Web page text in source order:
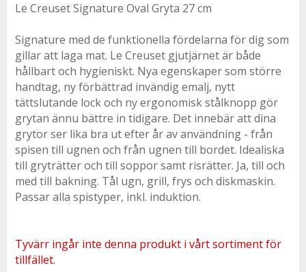
Le Creuset Signature Oval Gryta 27 cm
Signature med de funktionella fördelarna för dig som
gillar att laga mat. Le Creuset gjutjärnet är både
hållbart och hygieniskt. Nya egenskaper som större
handtag, ny förbättrad invändig emalj, nytt
tättslutande lock och ny ergonomisk stålknopp gör
grytan ännu bättre in tidigare. Det innebär att dina
grytor ser lika bra ut efter år av användning - från
spisen till ugnen och från ugnen till bordet. Idealiska
till gryträtter och till soppor samt risrätter. Ja, till och
med till bakning. Tål ugn, grill, frys och diskmaskin.
Passar alla spistyper, inkl. induktion.
Tyvärr ingår inte denna produkt i vårt sortiment för
tillfället.